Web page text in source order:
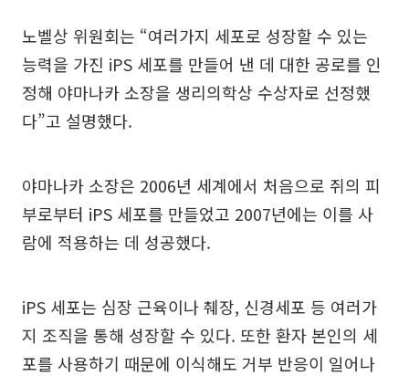
노벨상 위원회는 “여러가지 세포로 성장할 수 있는
능력을 가진 iPS 세포를 만들어 낸 데 대한 공로를 인
정해 야마나카 소장을 생리의학상 수상자로 선정했
다”고 설명했다.
야마나카 소장은 2006년 세계에서 처음으로 쥐의 피
부로부터 iPS 세포를 만들었고 2007년에는 이를 사
람에 적용하는 데 성공했다.
iPS 세포는 심장 근육이나 췌장, 신경세포 등 여러가
지 조직을 통해 성장할 수 있다. 또한 환자 본인의 세
포를 사용하기 때문에 이식해도 거부 반응이 일어나